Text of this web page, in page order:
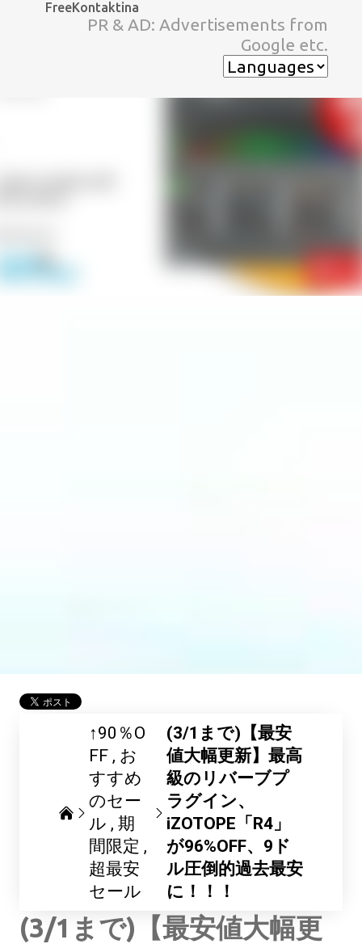
スキップしてメイン コンテンツに移動
FreeKontaktina
PR & AD: Advertisements from
Google etc.
↑90％O
FF
お
すすめ
のセー
ル
期
間限定
超最安
セール
(3/1まで)【最安
値大幅更新】最高
級のリバーブプ
ラグイン、
iZOTOPE「R4」
が96%OFF、9ド
ル圧倒的過去最安
に！！！
(3/1まで)【最安値大幅更